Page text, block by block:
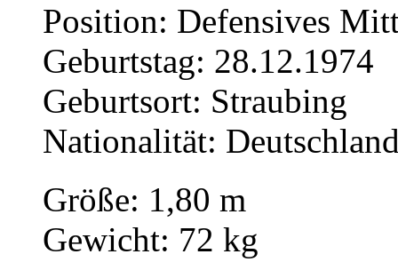
Position: Defensives
Geburtstag: 28.12.1974
Geburtsort: Straubing
Nationalität:
Größe: 1,80 m
Gewicht: 72 kg